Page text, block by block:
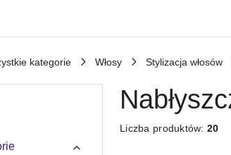
kategorie Włosy Stylizacja włosów
Liczba produktów:20